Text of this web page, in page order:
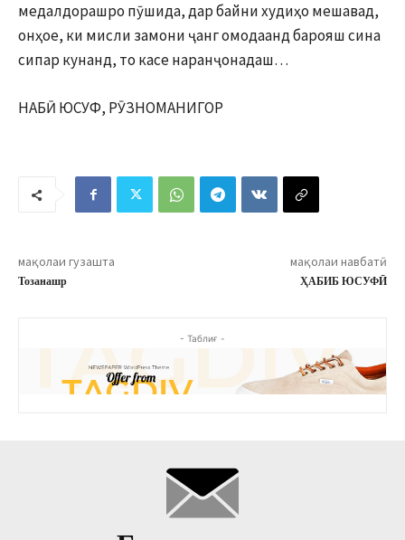
медалдорашро пӯшида, дар байни худиҳо мешавад,
онҳое, ки мисли замони ҷанг омодаанд барояш сина
сипар кунанд, то касе наранҷонадаш…
НАБӢ ЮСУФ, РӮЗНОМАНИГОР
мақолаи гузашта
Тозанашр
мақолаи навбатӣ
ҲАБИБ ЮСУФӢ
- Таблиғ -